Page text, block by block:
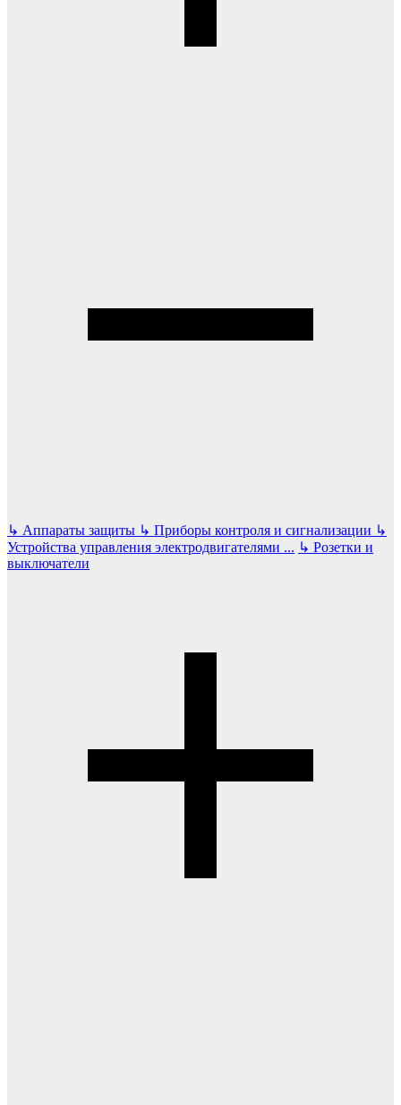
↳ Аппараты защиты ↳ Приборы контроля и сигнализации ↳
Устройства управления электродвигателями ... ↳ Розетки и
выключатели